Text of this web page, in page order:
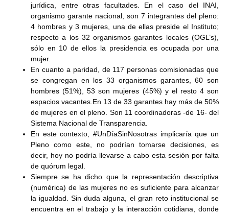
jurídica, entre otras facultades. En el caso del INAI,
organismo garante nacional, son 7 integrantes del pleno:
4 hombres y 3 mujeres, una de ellas preside el Instituto;
respecto a los 32 organismos garantes locales (OGL’s),
sólo en 10 de ellos la presidencia es ocupada por una
mujer.
En cuanto a paridad, de 117 personas comisionadas que
se congregan en los 33 organismos garantes, 60 son
hombres (51%), 53 son mujeres (45%) y el resto 4 son
espacios vacantes.En 13 de 33 garantes hay más de 50%
de mujeres en el pleno. Son 11 coordinadoras -de 16- del
Sistema Nacional de Transparencia.
En este contexto, #UnDíaSinNosotras implicaría que un
Pleno como este, no podrían tomarse decisiones, es
decir, hoy no podría llevarse a cabo esta sesión por falta
de quórum legal.
Siempre se ha dicho que la representación descriptiva
(numérica) de las mujeres no es suficiente para alcanzar
la igualdad. Sin duda alguna, el gran reto institucional se
encuentra en el trabajo y la interacción cotidiana, donde